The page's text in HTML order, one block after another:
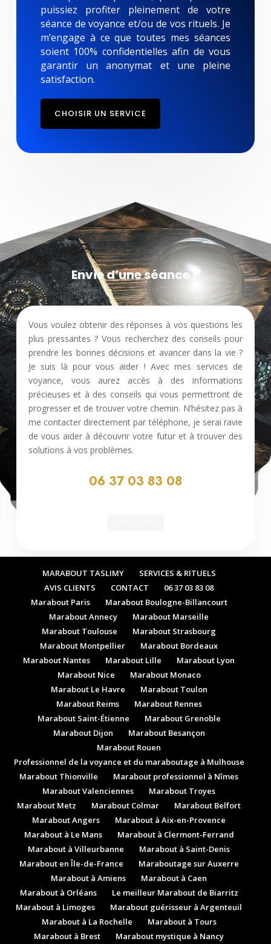
puissiez profiter pleinement de votre
séance de voyance et/ou de vos rituels. Je
m’engage à ce que toutes mes séances
soient 100% confidentielles afin de vous
garantir un anonymat et une pleine
satisfaction.
CHOISIR UN SERVICE
Envie d’une séance ?
Vous voulez obtenir des réponses à vos questions les
plus pressantes ? Vous recherchez des conseils pour
prendre les bonnes décisions et avancer dans la vie ?
Je suis là pour vous aider ! Avec mes services de
voyance, vous aurez accès à des informations
précieuses et à des conseils qui vous permettront de
progresser et de trouver votre chemin. N’hésitez pas à
me contacter directement par téléphone, je serai ravie
de vous aider à découvrir votre futur et à trouver des
solutions à vos problèmes.
06 37 03 83 08
MARABOUT TASLIMY
SERVICES & RITUELS
AVIS CLIENTS
CONTACT
06 37 03 83 08
Marabout Paris
Marabout Boulogne-Billancourt
Marabout Annecy
Marabout Marseille
Marabout Toulouse
Marabout Strasbourg
Marabout Montpellier
Marabout Bordeaux
Marabout Nantes
Marabout Lille
Marabout Lyon
Marabout Nice
Marabout Monaco
Marabout Le Havre
Marabout Toulon
Marabout Reims
Marabout Rennes
Marabout Saint-Étienne
Marabout Grenoble
Marabout Dijon
Marabout Besançon
Marabout Rouen
Professionnel de la voyance et du maraboutage à Mulhouse
Marabout Thionville
Marabout professionnel à Nîmes
Marabout Valenciennes
Marabout Troyes
Marabout Metz
Marabout Colmar
Marabout Belfort
Marabout Angers
Marabout à Aix-en-Provence
Marabout à Le Mans
Marabout à Clermont-Ferrand
Marabout à Villeurbanne
Marabout à Saint-Denis
Marabout en Île-de-France
Maraboutage sur Auxerre
Marabout à Amiens
Marabout à Caen
Marabout à Orléans
Le meilleur Marabout de Biarritz
Marabout à Limoges
Marabout guérisseur à Argenteuil
Marabout à La Rochelle
Marabout à Tours
Marabout à Brest
Marabout mystique à Nancy